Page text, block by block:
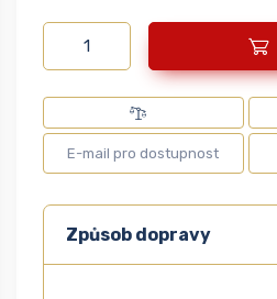
Způsob dopravy